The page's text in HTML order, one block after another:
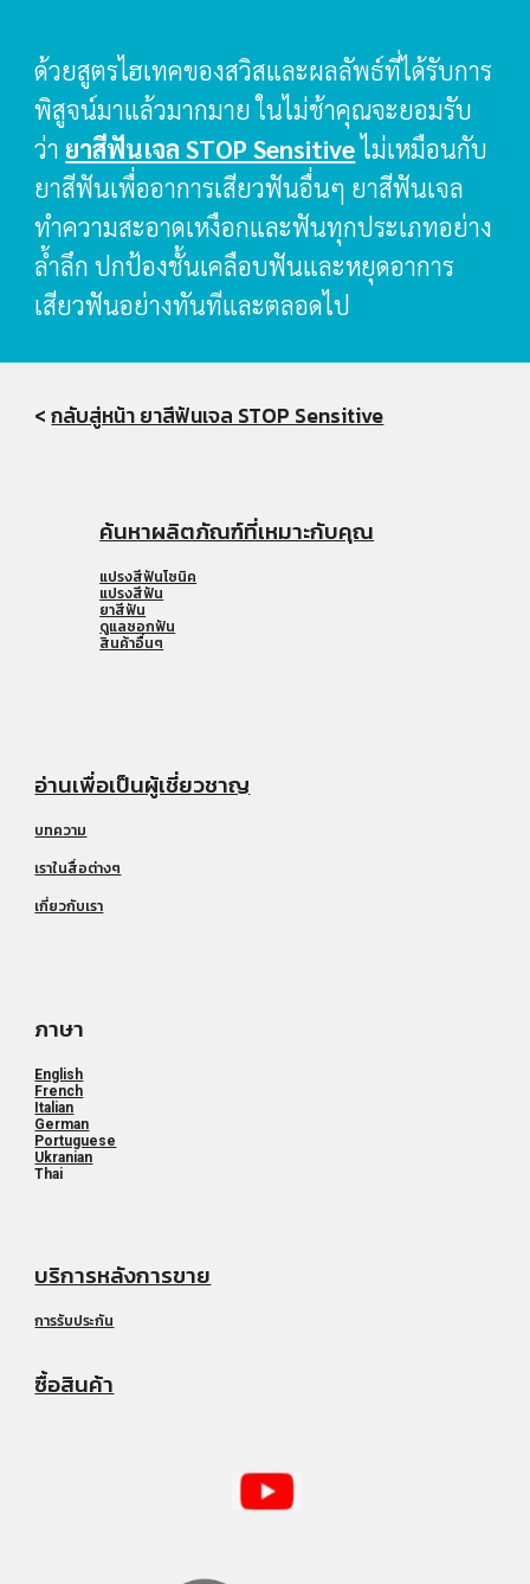
ด้วยสูตรไฮเทคของสวิสและผลลัพธ์ที่ได้รับการ
พิสูจน์มาแล้วมากมาย ในไม่ช้าคุณจะยอมรับ
ว่า ยาสีฟันเจล STOP Sensitiveไม่เหมือนกับ
ยาสีฟันเพื่ออาการเสียวฟันอื่นๆ ยาสีฟันเจล
ทำความสะอาดเหงือกและฟันทุกประเภทอย่าง
ล้ำลึก ปกป้องชั้นเคลือบฟันและหยุดอาการ
เสียวฟันอย่างทันทีและตลอดไป
< กลับสู่หน้า ยาสีฟันเจล STOP Sensitive
ค้นหาผลิตภัณฑ์ที่เหมาะกับคุณ
แปรงสีฟันโซนิค
แปรงสีฟัน
ยาสีฟัน
ดูแลซอกฟัน
สินค้าอื่นๆ
อ่านเพื่อเป็นผู้เชี่ยวชาญ
บทความ
เราในสื่อต่างๆ
เกี่ยวกับเรา
ภาษา
English
French
Italian
German
Portuguese
Ukranian
Thai
บริการหลังการขาย
การรับประกัน
ซื้อสินค้า